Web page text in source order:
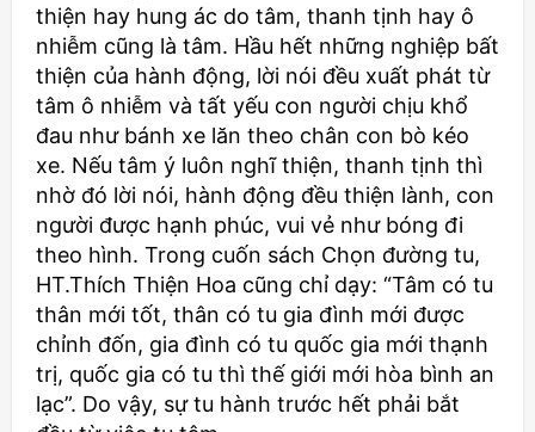
thiện hay hung ác do tâm, thanh tịnh hay ô
nhiễm cũng là tâm. Hầu hết những nghiệp bất
thiện của hành động, lời nói đều xuất phát từ
tâm ô nhiễm và tất yếu con người chịu khổ
đau như bánh xe lăn theo chân con bò kéo
xe. Nếu tâm ý luôn nghĩ thiện, thanh tịnh thì
nhờ đó lời nói, hành động đều thiện lành, con
người được hạnh phúc, vui vẻ như bóng đi
theo hình. Trong cuốn sách Chọn đường tu,
HT.Thích Thiện Hoa cũng chỉ dạy: “Tâm có tu
thân mới tốt, thân có tu gia đình mới được
chỉnh đốn, gia đình có tu quốc gia mới thạnh
trị, quốc gia có tu thì thế giới mới hòa bình an
lạc”. Do vậy, sự tu hành trước hết phải bắt